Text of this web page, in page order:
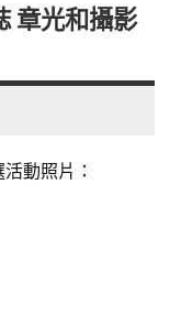
章光和攝影
動照片：